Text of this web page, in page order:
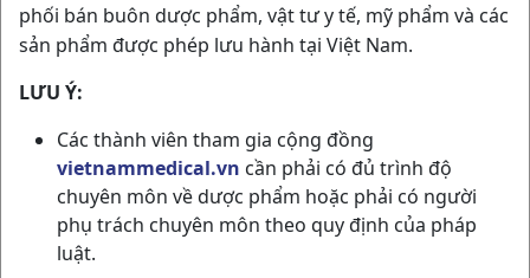
phối bán buôn dược phẩm, vật tư y tế, mỹ phẩm và các
sản phẩm được phép lưu hành tại Việt Nam.
LƯU Ý:
Các thành viên tham gia cộng đồng
vietnammedical.vn cần phải có đủ trình độ
chuyên môn về dược phẩm hoặc phải có người
phụ trách chuyên môn theo quy định của pháp
luật.